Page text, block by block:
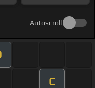
Autoscroll
C